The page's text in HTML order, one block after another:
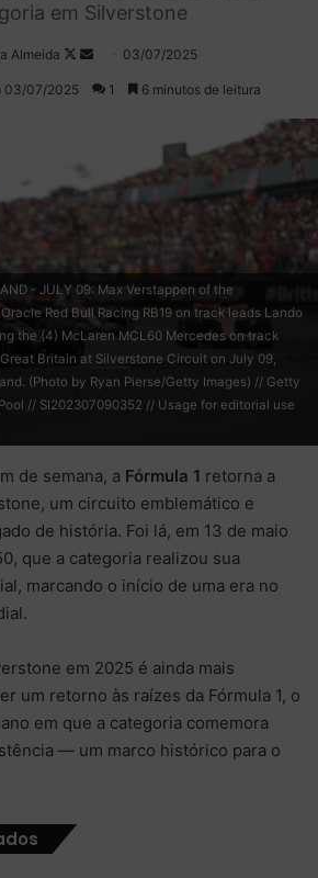
em Silverstone
Almeida
Follow
on
Mande
um
03/07/2025
03/07/2025 1 6 minutos de leitura
- JULY 09: Max Verstappen of the
Red Bull Racing RB19 on track leads Lando
the (4) McLaren MCL60 Mercedes on track
Britain at Silverstone Circuit on July 09,
(Photo by Ryan Pierse/Getty Images) // Getty
// SI202307090352 // Usage for editorial use
de semana, a Fórmula 1 retorna a
um circuito emblemático e
de história. Foi lá, em 13 de maio
que a categoria realizou sua
marcando o início de uma era no
em 2025 é ainda mais
um retorno às raízes da Fórmula 1, o
em que a categoria comemora
— um marco histórico para o